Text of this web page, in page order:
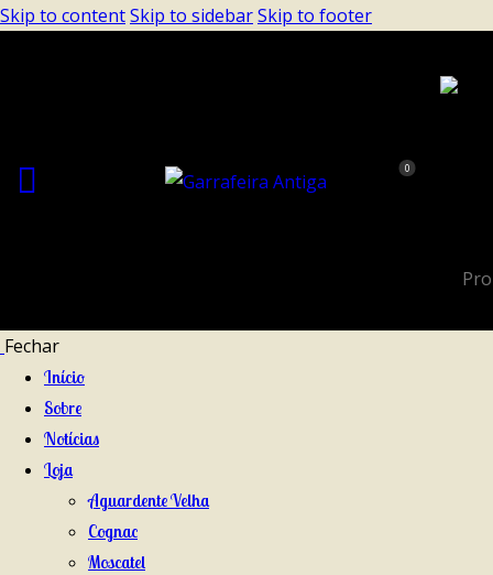
Skip to contentSkip to sidebarSkip to footer
0
Fechar
Início
Sobre
Notícias
Loja
Aguardente Velha
Cognac
Moscatel